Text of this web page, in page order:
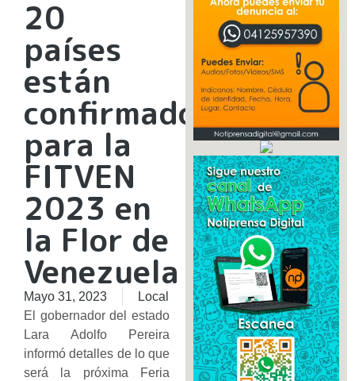
20
países
están
confirmados
para la
FITVEN
2023 en
la Flor de
Venezuela
Mayo 31, 2023
Local
El gobernador del estado
Lara Adolfo Pereira
informó detalles de lo que
será la próxima Feria